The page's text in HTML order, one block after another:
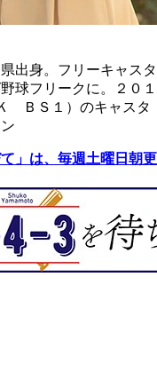
出身。フリーキャスタ
球フリークに。２０１
ＢＳ１）のキャスタ
」は、毎週土曜日朝更